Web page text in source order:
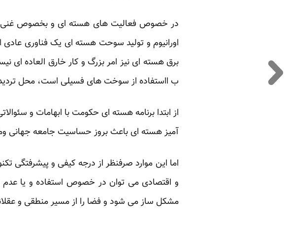
در خصوص فعالیت های هسته ای و بخصوص غنی
اورانیوم و تولید سوحت هسته ای یک فناوری
برق هسته ای نیز امر بزرگ و کار خارق العاده ای
ب ااستفاده از سوخت های فسیلی است، محل
از ابتدا برنامه هسته ای حکومت با ابهامات و
آمیز هسته ای باعث بروز حساسیت جامعه جهانی
اما این موارد صرفنظر از درجه کیفی و پیشرفتگی
و اقتصادی می توان در خصوص استفاده و یا عدم
مشکل ساز می شود و فضا را از مسیر منطقی و